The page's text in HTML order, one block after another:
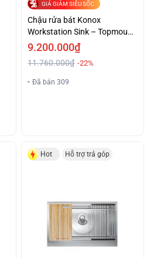
GIÁ GIẢM SIÊU SỐC
Chậu rửa bát Konox
Workstation Sink – Topmount
Sink KN11650TD – Bàn phải
9.200.000₫
11.760.000₫ -22%
Đã bán 309
Hot Hỗ trợ trả góp